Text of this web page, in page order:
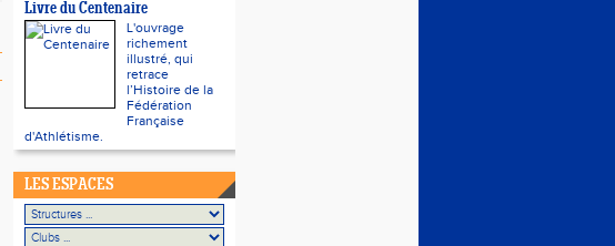
Livre du Centenaire
L'ouvrage
richement
illustré, qui
retrace
l’Histoire de la
Fédération
Française
d'Athlétisme.
LES ESPACES